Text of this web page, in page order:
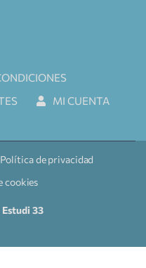
MI CUENTA
Política de privacidad
cookies
Estudi 33